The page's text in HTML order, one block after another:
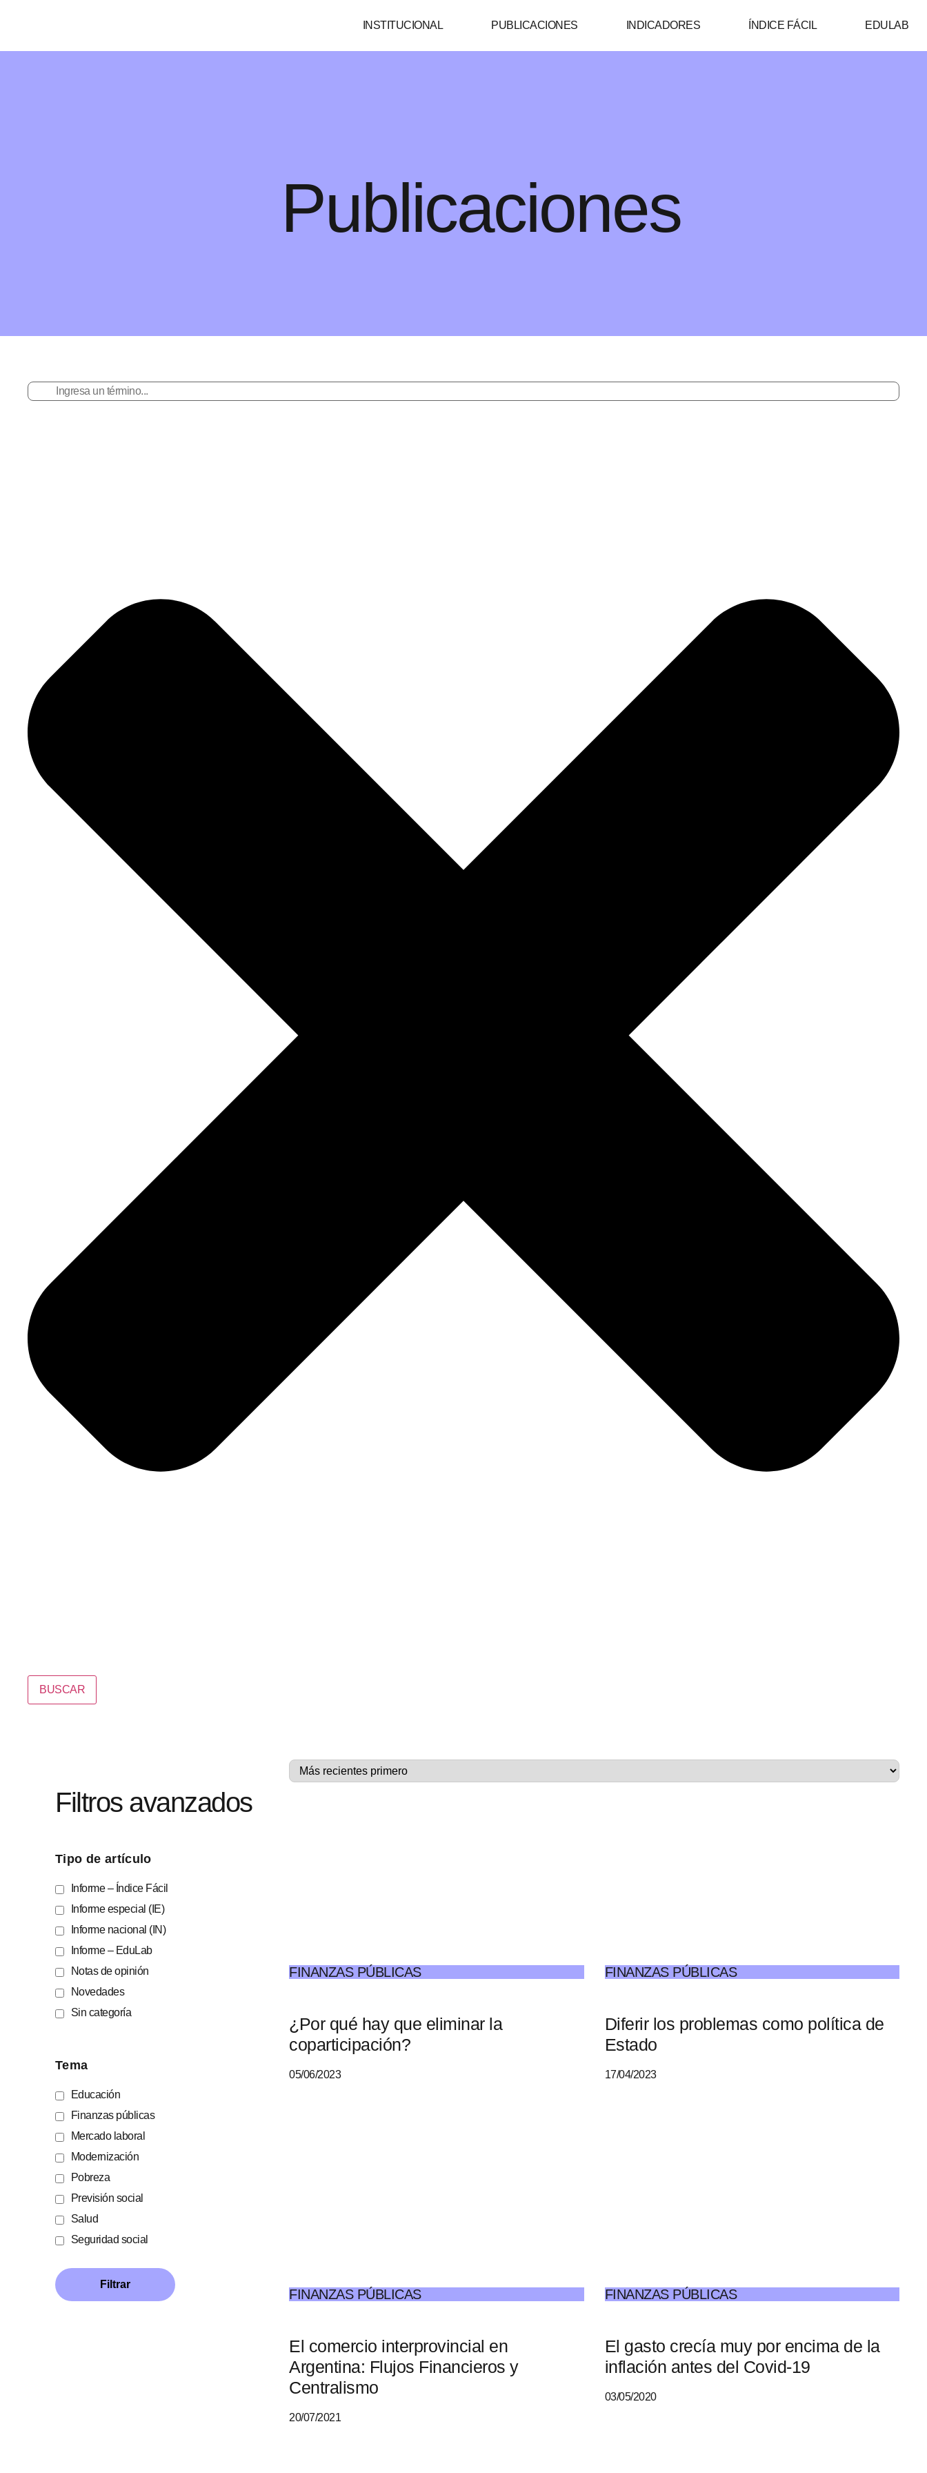
INSTITUCIONAL PUBLICACIONES INDICADORES ÍNDICE FÁCIL EDULAB
Publicaciones
BUSCAR
Filtros avanzados
Tipo de artículo
Informe – Índice Fácil
Informe especial (IE)
Informe nacional (IN)
Informe – EduLab
Notas de opinión
Novedades
Sin categoría
Tema
Educación
Finanzas públicas
Mercado laboral
Modernización
Pobreza
Previsión social
Salud
Seguridad social
FINANZAS PÚBLICAS
¿Por qué hay que eliminar la
coparticipación?
05/06/2023
FINANZAS PÚBLICAS
Diferir los problemas como política de
Estado
17/04/2023
FINANZAS PÚBLICAS
El comercio interprovincial en
Argentina: Flujos Financieros y
Centralismo
20/07/2021
FINANZAS PÚBLICAS
El gasto crecía muy por encima de la
inflación antes del Covid-19
03/05/2020